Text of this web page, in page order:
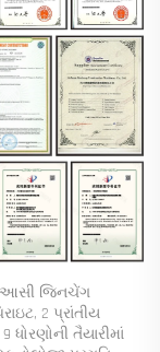
જિનચેંગ
2 પ્રાંતીય
તૈયારીમાં